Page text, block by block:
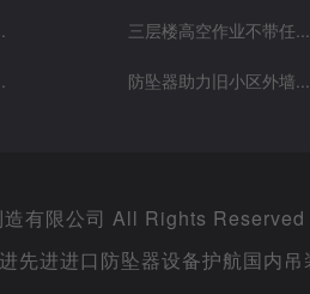
三层楼高空作业不带任...
防坠器助力旧小区外墙...
有限公司 All Rights Reserved
先进进口防坠器设备护航国内